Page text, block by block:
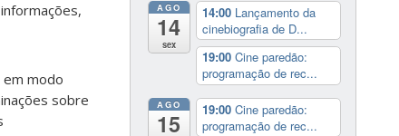
em modo
sobre
AGO
14
sex
14:00 Lançamento da
cinebiografia de D...
19:00 Cine paredão:
programação de rec...
AGO
15
19:00 Cine paredão:
programação de rec...